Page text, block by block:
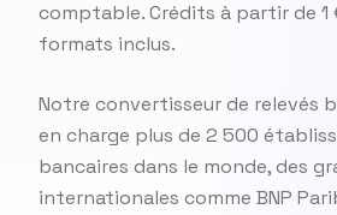
comptable. Crédits à partir de
formats inclus.
Notre convertisseur de relevés
en charge plus de 2 500
bancaires dans le monde, des
internationales comme BNP